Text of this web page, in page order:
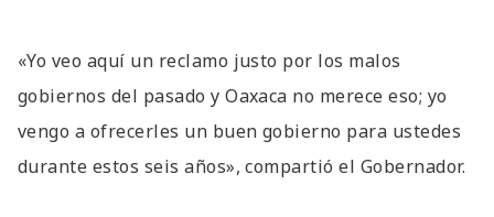
«Yo veo aquí un reclamo justo por los malos
gobiernos del pasado y Oaxaca no merece eso; yo
vengo a ofrecerles un buen gobierno para ustedes
durante estos seis años», compartió el Gobernador.